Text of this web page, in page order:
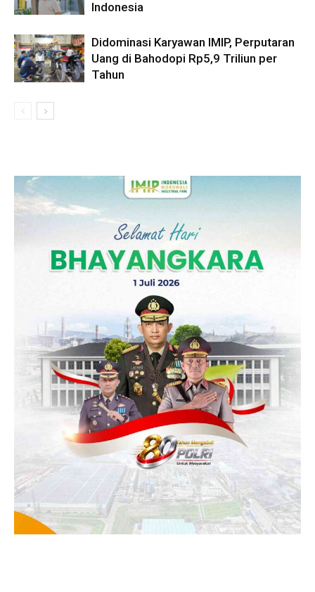
Indonesia
Didominasi Karyawan IMIP, Perputaran
Uang di Bahodopi Rp5,9 Triliun per
Tahun